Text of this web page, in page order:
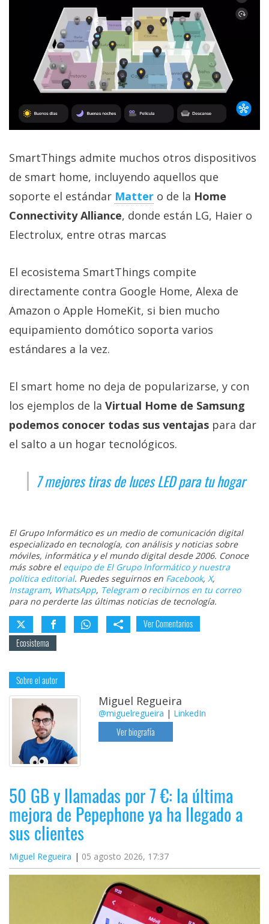
SmartThings admite muchos otros dispositivos
de smart home, incluyendo aquellos que
soporte el estándar Matter o de la Home
Connectivity Alliance, donde están LG, Haier o
Electrolux, entre otras marcas
El ecosistema SmartThings compite
directamente contra Google Home, Alexa de
Amazon o Apple HomeKit, si bien mucho
equipamiento domótico soporta varios
estándares a la vez.
El smart home no deja de popularizarse, y con
los ejemplos de la Virtual Home de Samsung
podemos conocer todas sus ventajas para dar
el salto a un hogar tecnológicos.
7 mejores tiras de luces LED para tu hogar
El Grupo Informático es un medio de comunicación digital
especializado en tecnología, con análisis y noticias sobre
móviles, informática y el mundo digital desde 2006. Conoce
más sobre el equipo de El Grupo Informático y nuestra
política editorial. Puedes seguirnos en Facebook, X,
Instagram, WhatsApp, Telegramo recibirnos en tu correo
para no perderte las últimas noticias de tecnología.
Ver Comentarios
Ecosistema
Sobre el autor
Miguel Regueira
@miguelregueira | LinkedIn
Ver biografía
50 GB y llamadas por 7 €: la última
mejora de Pepephone ya ha llegado a
sus clientes
Miguel Regueira 05 agosto 2026, 17:37